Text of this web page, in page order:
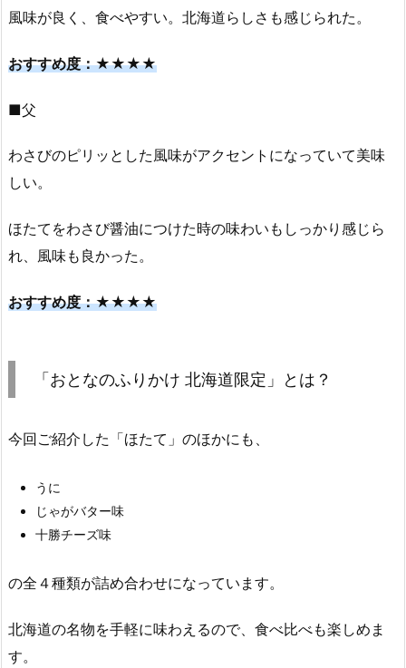
風味が良く、食べやすい。北海道らしさも感じられた。
おすすめ度：★★★★
■父
わさびのピリッとした風味がアクセントになっていて美味
しい。
ほたてをわさび醤油につけた時の味わいもしっかり感じら
れ、風味も良かった。
おすすめ度：★★★★
「おとなのふりかけ 北海道限定」とは？
今回ご紹介した「ほたて」のほかにも、
うに
じゃがバター味
十勝チーズ味
の全４種類が詰め合わせになっています。
北海道の名物を手軽に味わえるので、食べ比べも楽しめま
す。